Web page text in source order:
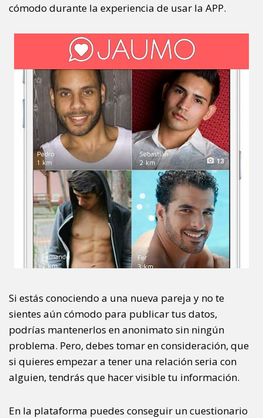
cómodo durante la experiencia de usar la APP.
Si estás conociendo a una nueva pareja y no te
sientes aún cómodo para publicar tus datos,
podrías mantenerlos en anonimato sin ningún
problema. Pero, debes tomar en consideración, que
si quieres empezar a tener una relación seria con
alguien, tendrás que hacer visible tu información.
En la plataforma puedes conseguir un cuestionario